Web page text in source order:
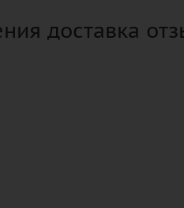
доставка